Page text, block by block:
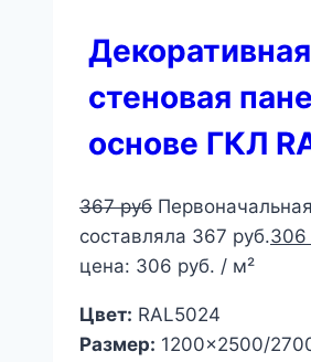
Декоративная
стеновая
основе ГКЛ
367руб
составляла 367 руб.306
цена: 306 руб. / м²
Цвет: RAL5024
Размер: 1200×2500/